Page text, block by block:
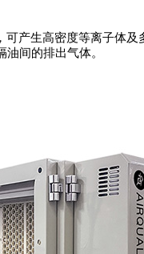
产生高密度等离子体
间的排出气体。